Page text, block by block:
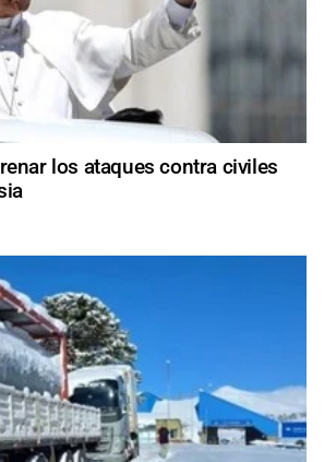
los ataques contra civiles